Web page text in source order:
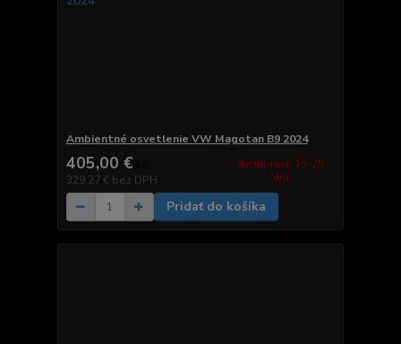
Ambientné osvetlenie VW Magotan B9 2024
405,00 €
329,27 € bez DPH
dostupnosť: 15-25
dní
Pridať do košíka